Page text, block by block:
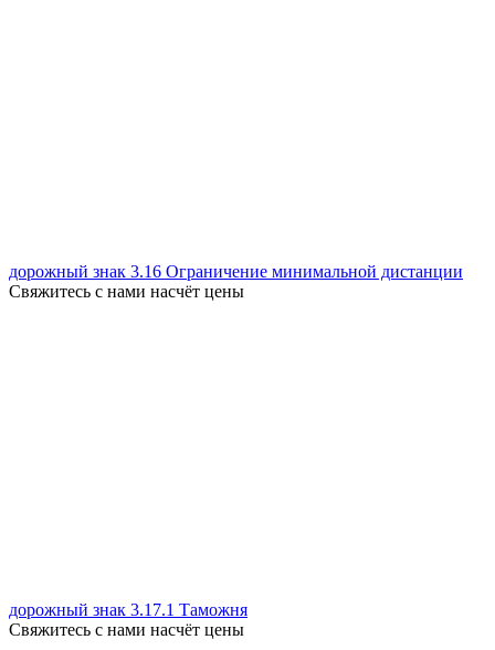
дорожный знак 3.16 Ограничение минимальной дистанции
Свяжитесь с нами насчёт цены
дорожный знак 3.17.1 Таможня
Свяжитесь с нами насчёт цены